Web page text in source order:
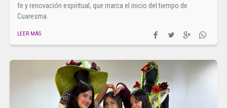
fe y renovación espiritual, que marca el inicio del tiempo de
Cuaresma.
LEER MÁS